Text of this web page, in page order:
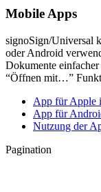
Mobile Apps
signoSign/Universal
oder Android
Dokumente
“Öffnen mit…”
App für Apple
App für
Nutzung der
Pagination